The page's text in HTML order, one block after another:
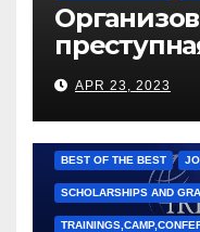
под
Рижкова
Марии
APR 23, 2023
BEST OF THE BEST
SCHOLARSHIPS AND